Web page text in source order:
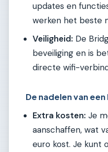
updates en
werken het beste
Veiligheid: De
beveiliging en is
directe wifi-
De nadelen van
Extra kosten: Je
aanschaffen, wat
euro kost. Je kunt